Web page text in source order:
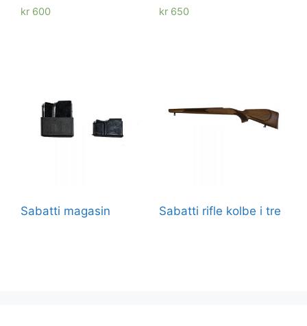
kr 600 kr650
Sabatti magasin Sabatti rifle kolbe i tre